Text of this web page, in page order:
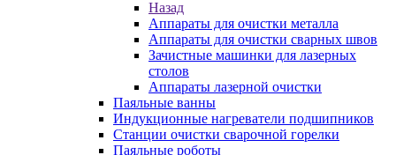
Назад
Аппараты для очистки металла
Аппараты для очистки сварных швов
Зачистные машинки для лазерных
столов
Аппараты лазерной очистки
Паяльные ванны
Индукционные нагреватели подшипников
Станции очистки сварочной горелки
Паяльные роботы